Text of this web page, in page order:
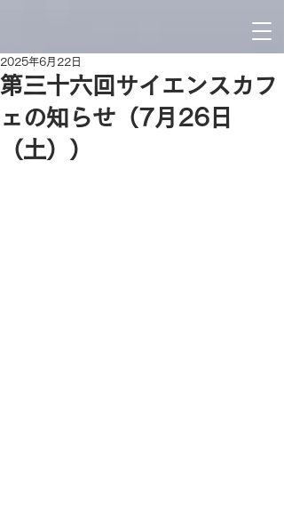
第三十六回サイエンスカフ
ェの知らせ（7月26日
（土））
2025年6月22日